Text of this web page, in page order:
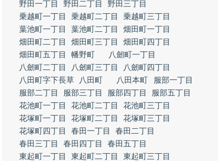
野田一丁目
野田二丁目
野田三丁目
乗越町一丁目
乗越町二丁目
乗越町三丁目
葉池町一丁目
葉池町二丁目
畑田町一丁目
畑田町二丁目
畑田町三丁目
畑田町四丁目
畑田町五丁目
幡野町
八劒町一丁目
八劒町二丁目
八劒町三丁目
八劒町四丁目
八田町字下長草
八田町 八田本町
服部一丁目
服部二丁目
服部三丁目 服部四丁目
服部五丁目
花池町一丁目
花池町二丁目
花池町三丁目
花塚町一丁目
花塚町二丁目
花塚町三丁目
花塚町四丁目
春田一丁目
春田二丁目
春田三丁目
春田四丁目
春田五丁目
東起町一丁目
東起町二丁目
東起町三丁目